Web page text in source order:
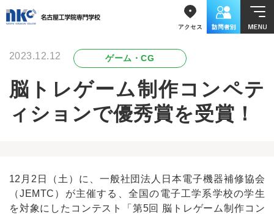
2023.12.12 ゲーム・CG
脳トレゲーム制作コンペテ
ィションで優秀賞を受賞！
12月2日（土）に、一般社団法人日本電子機器補修協会
（JEMTC）が主催する、全国の電子工学系学校の学生
を対象にしたコンテスト「第5回 脳トレゲーム制作コン